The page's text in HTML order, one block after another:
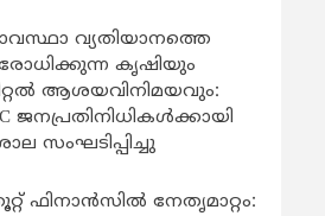
വ്യതിയാനത്തെ
കൃഷിയും
ആശയവിനിമയവും:
ജനപ്രതിനിധികൾക്കായി
സംഘടിപ്പിച്ചു
ഫിനാൻസിൽ നേതൃമാറ്റം: